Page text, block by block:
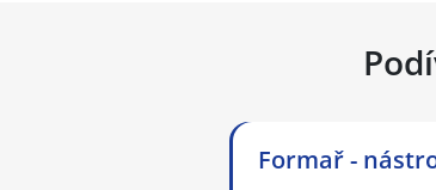
Formař -